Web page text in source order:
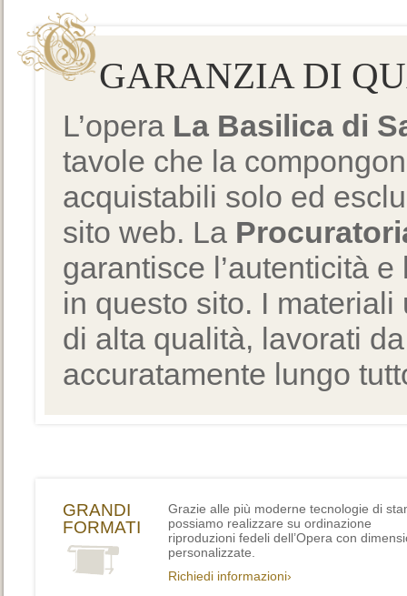
GARANZIA DI
L’opera La Basilica di
tavole che la
acquistabili solo ed
sito web. La
garantisce l’autenticità
in questo sito. I
di alta qualità, lavorati
accuratamente lungo
GRANDI
FORMATI
Grazie alle più moderne tecnologie di
possiamo realizzare su ordinazione
riproduzioni fedeli dell’Opera con
personalizzate.
Richiedi informazioni›